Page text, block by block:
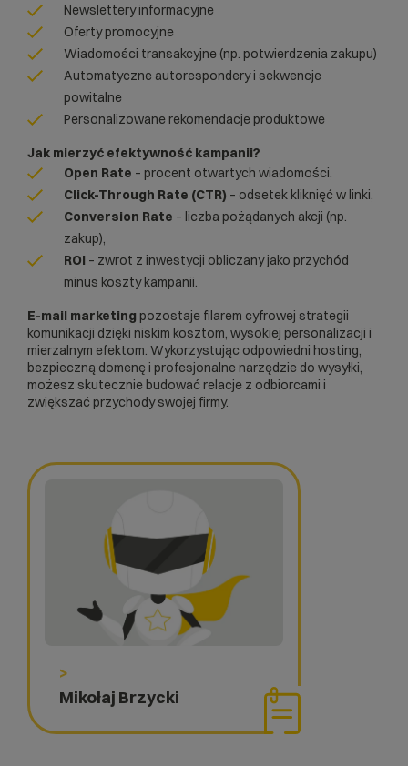
>
Mikołaj Brzycki
Newslettery informacyjne
Oferty promocyjne
Wiadomości transakcyjne (np. potwierdzenia zakupu)
Automatyczne autorespondery i sekwencje
powitalne
Personalizowane rekomendacje produktowe
Jak mierzyć efektywność kampanii?
Open Rate – procent otwartych wiadomości,
Click-Through Rate (CTR) – odsetek kliknięć w linki,
Conversion Rate – liczba pożądanych akcji (np.
zakup),
ROI – zwrot z inwestycji obliczany jako przychód
minus koszty kampanii.
E-mail marketing pozostaje filarem cyfrowej strategii
komunikacji dzięki niskim kosztom, wysokiej personalizacji i
mierzalnym efektom. Wykorzystując odpowiedni hosting,
bezpieczną domenę i profesjonalne narzędzie do wysyłki,
możesz skutecznie budować relacje z odbiorcami i
zwiększać przychody swojej firmy.